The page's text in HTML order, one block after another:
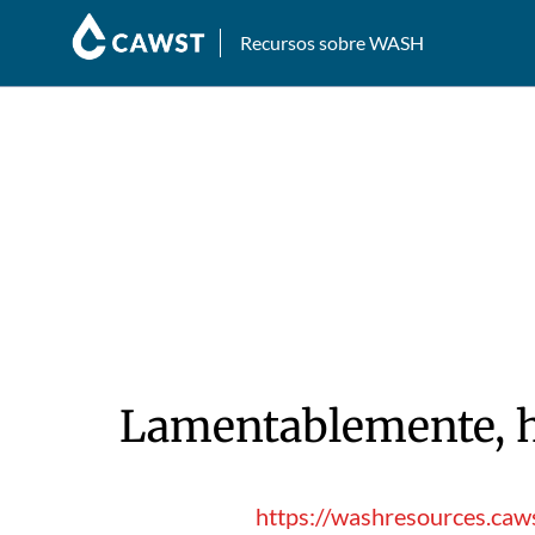
Recursos sobre WASH
Lamentablemente,
https://